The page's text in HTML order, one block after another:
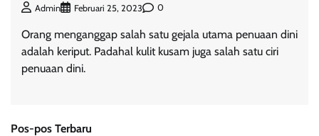
Admin Februari 25, 2023 0
Orang menganggap salah satu gejala utama penuaan dini
adalah keriput. Padahal kulit kusam juga salah satu ciri
penuaan dini.
Pos-pos Terbaru